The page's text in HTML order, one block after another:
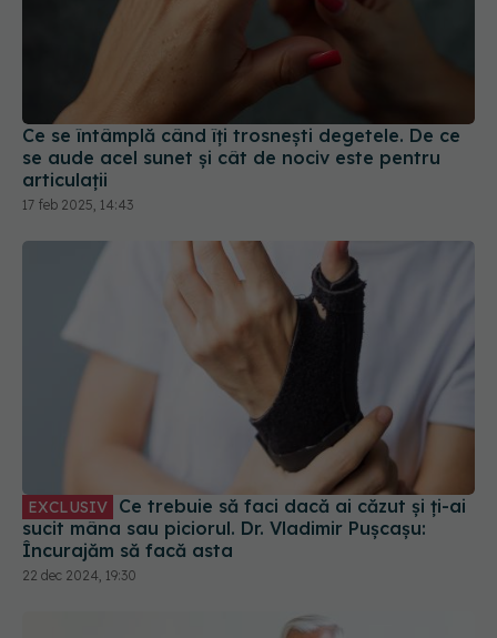
Ce se întâmplă când îți trosnești degetele. De ce
se aude acel sunet și cât de nociv este pentru
articulații
17 feb 2025, 14:43
EXCLUSIV
sucit mâna sau piciorul. Dr. Vladimir Pușcașu:
Încurajăm să facă asta
22 dec 2024, 19:30